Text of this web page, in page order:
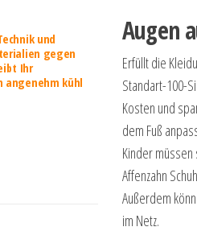
Augen
Erfüllt die
Standart-100-
Kosten und
dem Fuß
Kinder
Affenzahn
Außerdem
im Netz.
und
gegen
Ihr
angenehm kühl